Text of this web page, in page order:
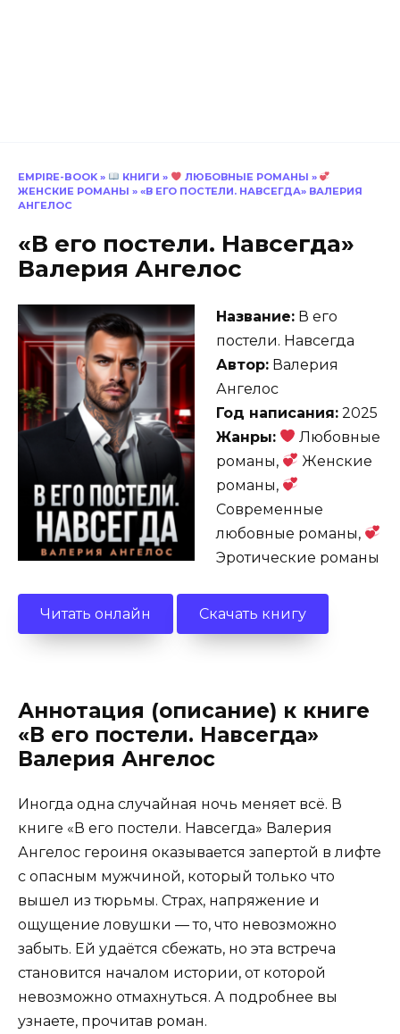
EMPIRE-BOOK » КНИГИ » ЛЮБОВНЫЕ РОМАНЫ »
ЖЕНСКИЕ РОМАНЫ » «В ЕГО ПОСТЕЛИ. НАВСЕГДА» ВАЛЕРИЯ
АНГЕЛОС
«В его постели. Навсегда»
Валерия Ангелос
Название: В его
постели. Навсегда
Автор: Валерия
Ангелос
Год написания: 2025
Жанры:
Любовные
романы,
Женские
романы,
Современные
любовные романы,
Эротические романы
Читать онлайн Скачать книгу
Аннотация (описание) к книге
«В его постели. Навсегда»
Валерия Ангелос
Иногда одна случайная ночь меняет всё. В
книге «В его постели. Навсегда» Валерия
Ангелос героиня оказывается запертой в лифте
с опасным мужчиной, который только что
вышел из тюрьмы. Страх, напряжение и
ощущение ловушки — то, что невозможно
забыть. Ей удаётся сбежать, но эта встреча
становится началом истории, от которой
невозможно отмахнуться. А подробнее вы
узнаете, прочитав роман.